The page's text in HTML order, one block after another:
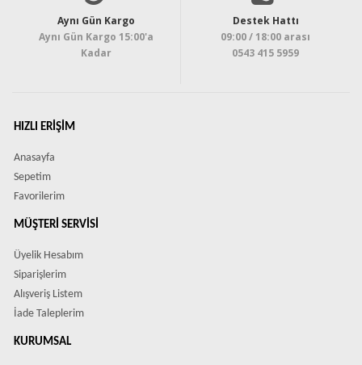
Aynı Gün Kargo
Aynı Gün Kargo 15:00'a
Kadar
Destek Hattı
09:00 / 18:00 arası
0543 415 5959
HIZLI ERIŞIM
Anasayfa
Sepetim
Favorilerim
MÜŞTERI SERVISI
Üyelik Hesabım
Siparişlerim
Alışveriş Listem
İade Taleplerim
KURUMSAL